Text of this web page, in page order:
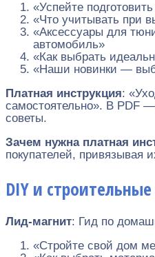
«Успейте
«Что учитывать при
«Аксессуары для
автомобиль»
«Как выбрать
«Наши новинки —
Платная инструкция:
самостоятельно». В PDF
советы.
Зачем нужна платная
покупателей, привязывая
DIY и
Лид-магнит: Гид по
«Стройте свой дом